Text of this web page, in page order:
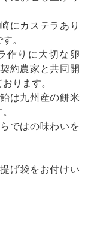
にカステラあり
。
作りに大切な卵
約農家と共同開
ります。
は九州産の餅米
ではの味わいを
げ袋をお付けい